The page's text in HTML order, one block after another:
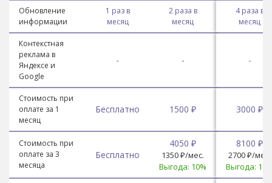
Обновление
информации
1 раз в
месяц
2 раза в
месяц
4 раза в
месяц
Контекстная
реклама в
Яндексе и
Google
- - -
Стоимость при
оплате за 1
месяц
Бесплатно 1500 ₽ 3000 ₽
Стоимость при
оплате за 3
месяца
Бесплатно
4050 ₽
1350 ₽/мес.
Выгода: 10%
8100 ₽
2700 ₽/мес.
Выгода: